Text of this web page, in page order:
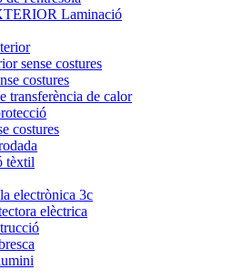
Laminació
sense costures
costures
transferència de calor
costures
tèxtil
electrònica 3c
elèctrica